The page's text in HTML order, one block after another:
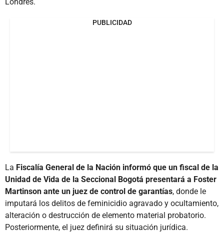
PUBLICIDAD
La Fiscalía General de la Nación informó que un fiscal de la
Unidad de Vida de la Seccional Bogotá presentará a Foster
Martinson ante un juez de control de garantías, donde le
imputará los delitos de feminicidio agravado y ocultamiento,
alteración o destrucción de elemento material probatorio.
Posteriormente, el juez definirá su situación jurídica.